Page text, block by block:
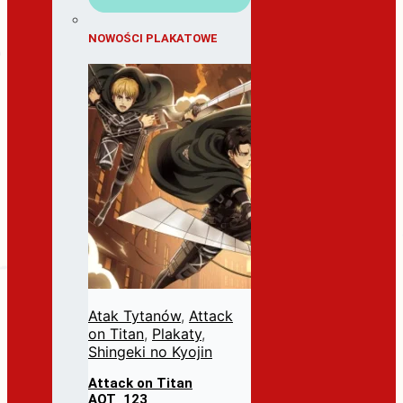
NOWOŚCI PLAKATOWE
Atak Tytanów, Attack
on Titan, Plakaty,
Shingeki no Kyojin
Attack on Titan
AOT_123